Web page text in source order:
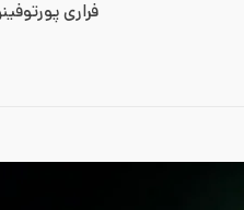
فراری